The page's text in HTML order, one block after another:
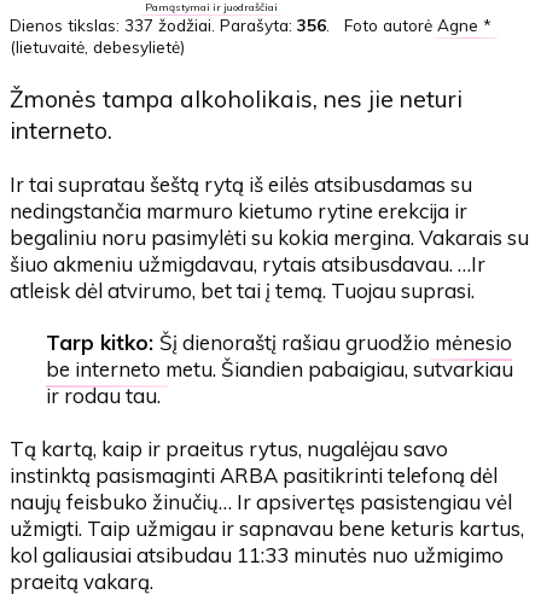
Pamąstymai ir juodraščiai
Dienos tikslas: 337 žodžiai . Parašyta:356 . Foto autorėAgne *
(lietuvaitė, debesylietė)
Žmonės tampa alkoholikais, nes jie neturi
interneto.
Ir tai supratau šeštą rytą iš eilės atsibusdamas su
nedingstančia marmuro kietumo rytine erekcija ir
begaliniu noru pasimylėti su kokia mergina. Vakarais su
šiuo akmeniu užmigdavau, rytais atsibusdavau. …Ir
atleisk dėl atvirumo, bet tai į temą. Tuojau suprasi.
Tarp kitko: Šį dienoraštį rašiau gruodžio mėnesio
be interneto metu. Šiandien pabaigiau, sutvarkiau
ir rodau tau.
Tą kartą, kaip ir praeitus rytus, nugalėjau savo
instinktą pasismaginti ARBA pasitikrinti telefoną dėl
naujų feisbuko žinučių… Ir apsivertęs pasistengiau vėl
užmigti. Taip užmigau ir sapnavau bene keturis kartus,
kol galiausiai atsibudau 11:33 minutės nuo užmigimo
praeitą vakarą.